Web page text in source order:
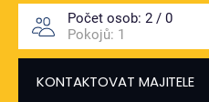
Počet osob: 2 / 0
Pokojů: 1
KONTAKTOVAT MAJITELE